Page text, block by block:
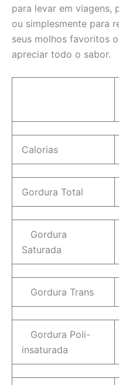
para levar em viagens,
ou simplesmente para
seus molhos favoritos
apreciar todo o sabor.
Calorias
Gordura Total
Gordura
Saturada
Gordura Trans
Gordura Poli-
insaturada